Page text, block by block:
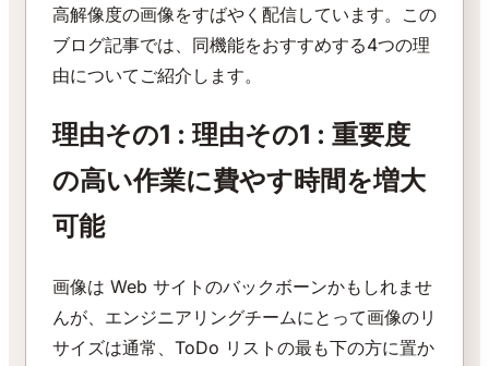
高解像度の画像をすばやく配信しています。この
ブログ記事では、同機能をおすすめする4つの理
由についてご紹介します。
理由その1 : 理由その1 : 重要度
の高い作業に費やす時間を増大
可能
画像は Web サイトのバックボーンかもしれませ
んが、エンジニアリングチームにとって画像のリ
サイズは通常、ToDo リストの最も下の方に置か